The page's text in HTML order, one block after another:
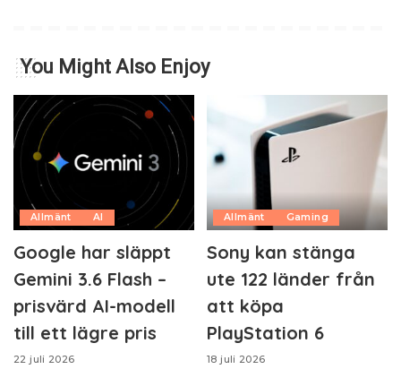
You Might Also Enjoy
Allmänt AI
Google har släppt
Gemini 3.6 Flash –
prisvärd AI-modell
till ett lägre pris
22 juli 2026
Allmänt Gaming
Sony kan stänga
ute 122 länder från
att köpa
PlayStation 6
18 juli 2026